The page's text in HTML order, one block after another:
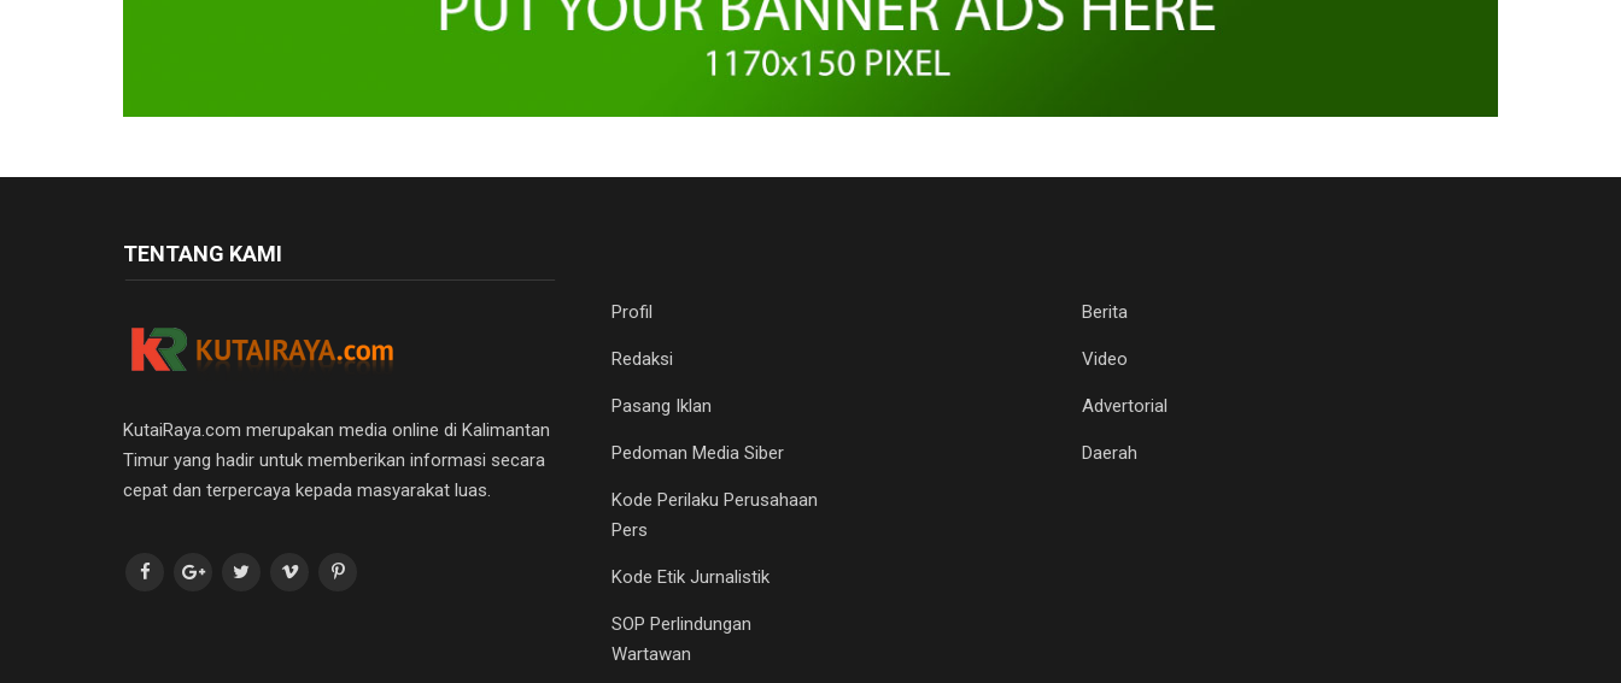
TENTANG KAMI
KutaiRaya.com merupakan media online di Kalimantan
Timur yang hadir untuk memberikan informasi secara
cepat dan terpercaya kepada masyarakat luas.
Profil
Redaksi
Pasang Iklan
Pedoman Media Siber
Kode Perilaku Perusahaan
Pers
Kode Etik Jurnalistik
SOP Perlindungan
Wartawan
Berita
Video
Advertorial
Daerah